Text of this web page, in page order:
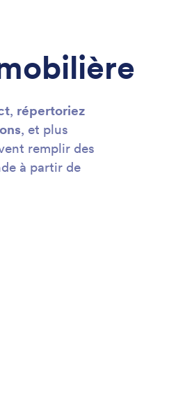
, répertoriez
, et plus
remplir des
à partir de